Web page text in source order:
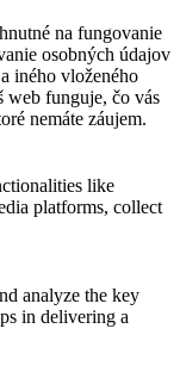
na fungovanie
osobných údajov
iného vloženého
web funguje, čo vás
nemáte záujem.
like
platforms, collect
analyze the key
in delivering a